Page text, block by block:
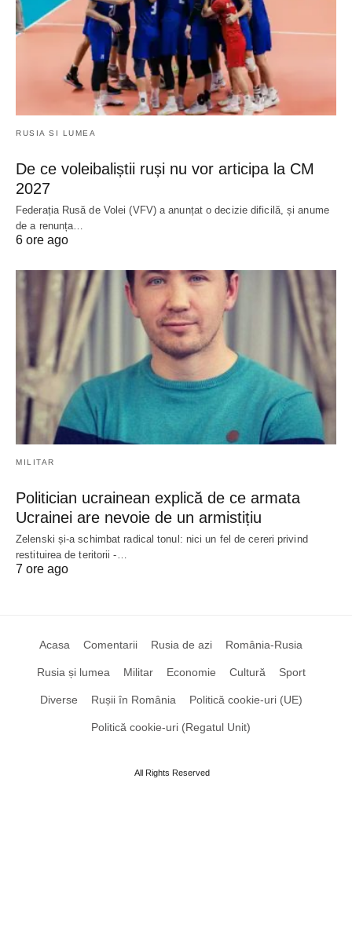
RUSIA SI LUMEA
De ce voleibaliștii ruși nu vor articipa la CM
2027
Federația Rusă de Volei (VFV) a anunțat o decizie dificilă, și anume
de a renunța…
6 ore ago
MILITAR
Politician ucrainean explică de ce armata
Ucrainei are nevoie de un armistițiu
Zelenski și-a schimbat radical tonul: nici un fel de cereri privind
restituirea de teritorii -…
7 ore ago
Acasa Comentarii Rusia de azi România-Rusia
Rusia și lumea Militar Economie Cultură Sport
Diverse Rușii în România Politică cookie-uri (UE)
Politică cookie-uri (Regatul Unit)
All Rights Reserved